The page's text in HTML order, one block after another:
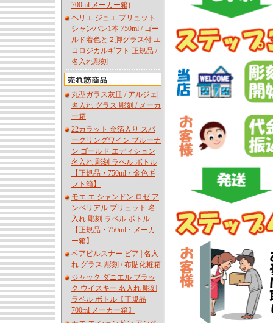
700ml メーカー箱)
ペリエ ジュエ ブリュット
シャンパン1本 750ml / ゴー
ルド着色と２脚グラス付 エ
コロジカルギフト 正規品 /
名入れ彫刻
丸型ガラス灰皿 / アルジェ|
名入れ グラス 彫刻 / メーカ
ー箱
22カラット 金箔入り スパ
ークリングワイン ブルーナ
ン ゴールド エディション
名入れ 彫刻 ラベル ボトル
【正規品・750ml・金色ギ
フト箱】
モエ エ シャンドン ロゼ ア
ンペリアル ブリュット 名
入れ 彫刻 ラベル ボトル
【正規品・750ml・メーカ
ー箱】
ペアピルスナー ビア | 名入
れ グラス 彫刻 / 布貼化粧箱
ジャック ダニエル ブラッ
ク ウイスキー 名入れ 彫刻
ラベル ボトル【正規品
700ml メーカー箱】